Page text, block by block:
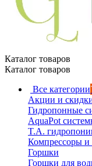
Каталог товаров
Каталог товаров
Все категории
Акции и
Гидропонные
AquaPot
T.A.
Компрессоры
Горшки
Горшки для